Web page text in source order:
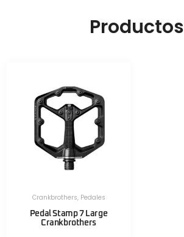
Productos
Crankbrothers, Pedales
Pedal Stamp 7 Large
Crankbrothers